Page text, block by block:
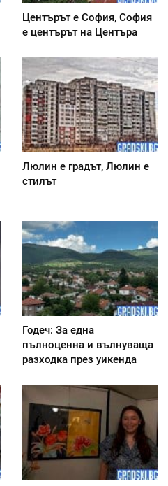
Центърът е София, София
е центърът на Центъра
Люлин е градът, Люлин е
стилът
Годеч: За една
пълноценна и вълнуваща
разходка през уикенда